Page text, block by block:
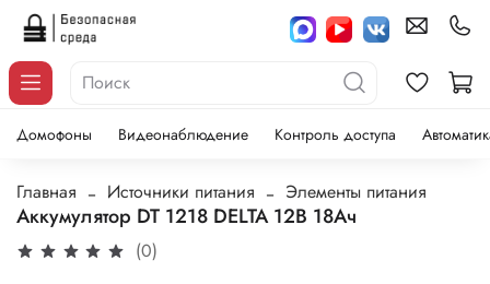
Домофоны Видеонаблюдение Контроль доступа
Главная Источники питания Элементы питания
Аккумулятор DT 1218 DELTA 12В 18Ач
(0)